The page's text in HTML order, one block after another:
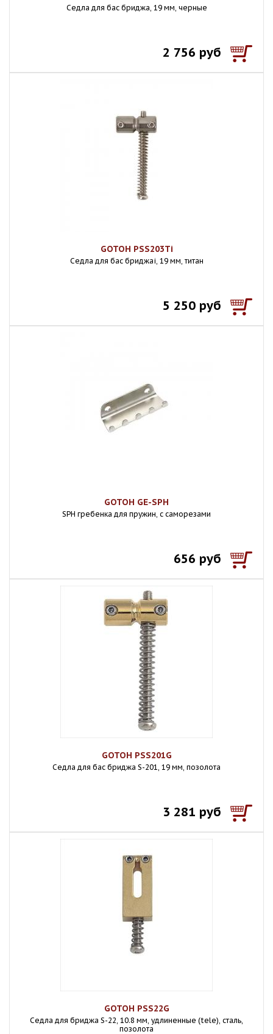
Седла для бас бриджа, 19 мм, черные
2 756 руб
GOTOH PSS203Ti
Седла для бас бриджаi, 19 мм, титан
5 250 руб
GOTOH GE-SPH
SPH гребенка для пружин, с саморезами
656 руб
GOTOH PSS201G
Седла для бас бриджа S-201, 19 мм, позолота
3 281 руб
GOTOH PSS22G
Седла для бриджа S-22, 10.8 мм, удлиненные (tele), сталь,
позолота